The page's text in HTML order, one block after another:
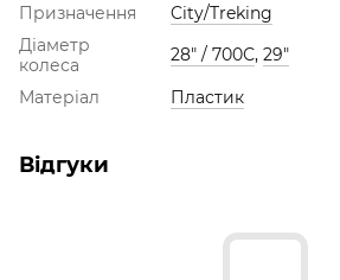
Призначення
City/Treking
Діаметр
колеса
28" / 700С, 29"
Матеріал
Пластик
Відгуки